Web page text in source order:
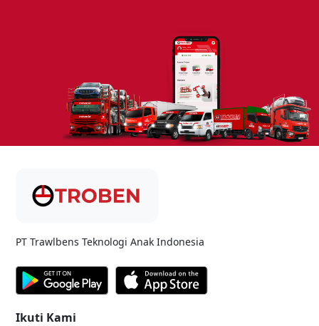
PT Trawlbens Teknologi Anak Indonesia
Ikuti Kami